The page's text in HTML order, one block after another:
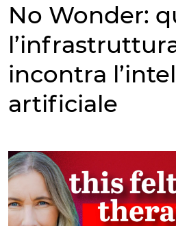
No Wonder:
incontra
artificiale